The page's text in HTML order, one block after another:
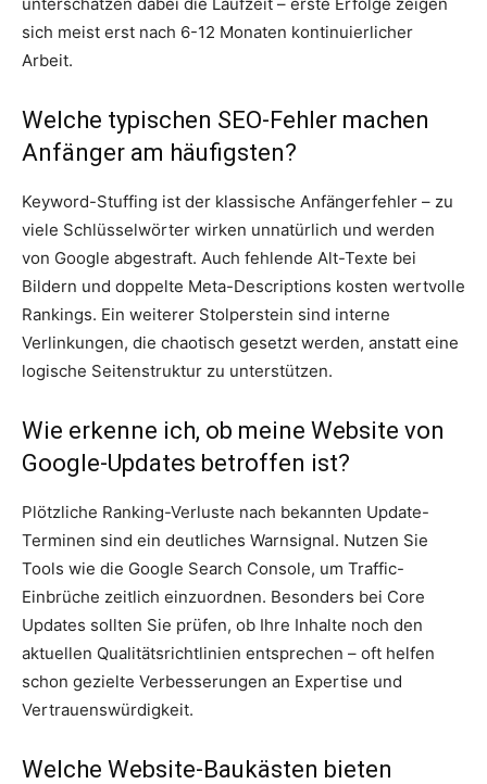
sich meist erst nach 6-12 Monaten kontinuierlicher
Arbeit.
Welche typischen SEO-Fehler machen
Anfänger am häufigsten?
Keyword-Stuffing ist der klassische Anfängerfehler – zu
viele Schlüsselwörter wirken unnatürlich und werden
von Google abgestraft. Auch fehlende Alt-Texte bei
Bildern und doppelte Meta-Descriptions kosten wertvolle
Rankings. Ein weiterer Stolperstein sind interne
Verlinkungen, die chaotisch gesetzt werden, anstatt eine
logische Seitenstruktur zu unterstützen.
Wie erkenne ich, ob meine Website von
Google-Updates betroffen ist?
Plötzliche Ranking-Verluste nach bekannten Update-
Terminen sind ein deutliches Warnsignal. Nutzen Sie
Tools wie die Google Search Console, um Traffic-
Einbrüche zeitlich einzuordnen. Besonders bei Core
Updates sollten Sie prüfen, ob Ihre Inhalte noch den
aktuellen Qualitätsrichtlinien entsprechen – oft helfen
schon gezielte Verbesserungen an Expertise und
Vertrauenswürdigkeit.
Welche Website-Baukästen bieten